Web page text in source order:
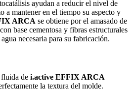
ayudan a reducir el nivel de
a mantener en el tiempo su aspecto y
ARCA se obtiene por el amasado de
base cementosa y fibras estructurales
necesaria para su fabricación.
de i.active EFFIX ARCA
la textura del molde.